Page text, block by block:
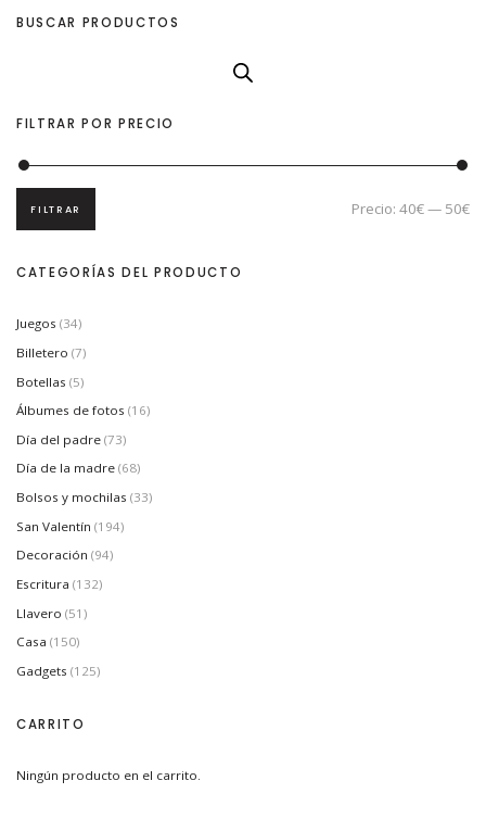
BUSCAR PRODUCTOS
FILTRAR POR PRECIO
r
i
í
i
o
r
i
á
i
o
FILTRAR Precio: 40€— 50€
CATEGORÍAS DEL PRODUCTO
Juegos (34)
Billetero (7)
Botellas (5)
Álbumes de fotos (16)
Día del padre (73)
Día de la madre (68)
Bolsos y mochilas (33)
San Valentín (194)
Decoración (94)
Escritura (132)
Llavero (51)
Casa (150)
Gadgets (125)
CARRITO
Ningún producto en el carrito.